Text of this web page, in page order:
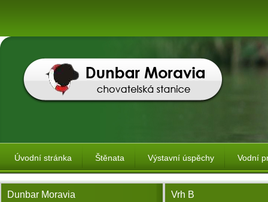
Úvodní stránka Štěnata Výstavní úspěchy Vodní
Dunbar Moravia Vrh B